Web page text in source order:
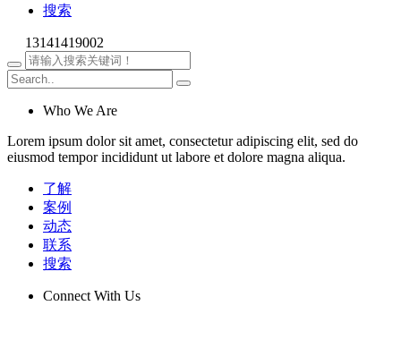
搜索
13141419002
Who We Are
Lorem ipsum dolor sit amet, consectetur adipiscing elit, sed do
eiusmod tempor incididunt ut labore et dolore magna aliqua.
了解
案例
动态
联系
搜索
Connect With Us